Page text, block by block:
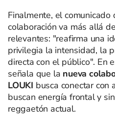
Finalmente, el
colaboración va más allá
relevantes: "reafirma una
privilegia la intensidad, la
directa con el público". En
señala que la nueva
LOUKI busca conectar
buscan energía frontal y
reggaetón actual.